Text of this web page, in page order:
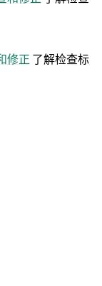
修正 了解检查标